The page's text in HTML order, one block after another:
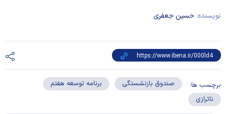
نویسنده: حسین جعفری
برچسب ها: صندوق بازنشستگی
برنامه توسعه هفتم
ناترازی